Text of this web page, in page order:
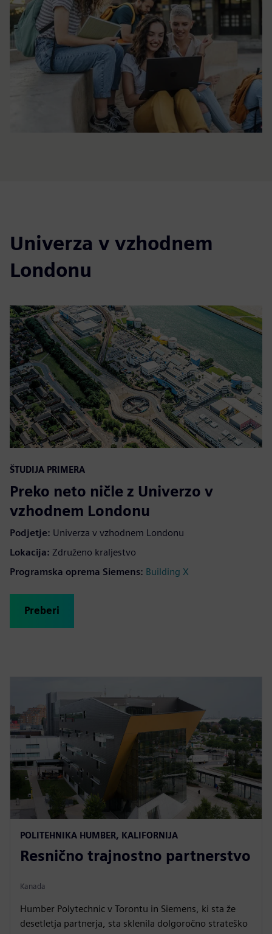
Univerza v vzhodnem
Londonu
ŠTUDIJA PRIMERA
Preko neto ničle z Univerzo v
vzhodnem Londonu
Podjetje: Univerza v vzhodnem Londonu
Lokacija: Združeno kraljestvo
Programska oprema Siemens: Building X
Preberi
POLITEHNIKA HUMBER, KALIFORNIJA
Resnično trajnostno partnerstvo
Kanada
Humber Polytechnic v Torontu in Siemens, ki sta že
desetletja partnerja, sta sklenila dolgoročno strateško